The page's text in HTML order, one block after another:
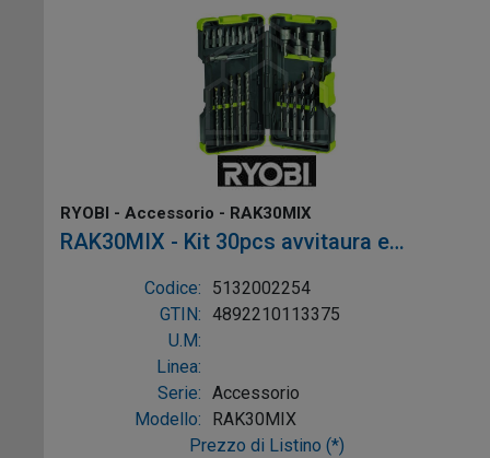
RYOBI - Accessorio - RAK30MIX
RAK30MIX - Kit 30pcs avvitaura e
foratura Valigetta
Codice:
5132002254
GTIN: 4892210113375
U.M:
Linea:
Serie: Accessorio
Modello:
RAK30MIX
Prezzo di Listino (*)